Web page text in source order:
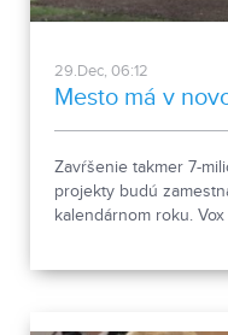
29.Dec, 06:12
Mesto má v
Zavŕšenie takmer 7-
projekty budú
kalendárnom roku.